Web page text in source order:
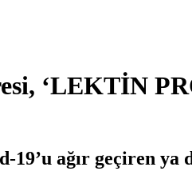
‘LEKTİN
ağır geçiren ya